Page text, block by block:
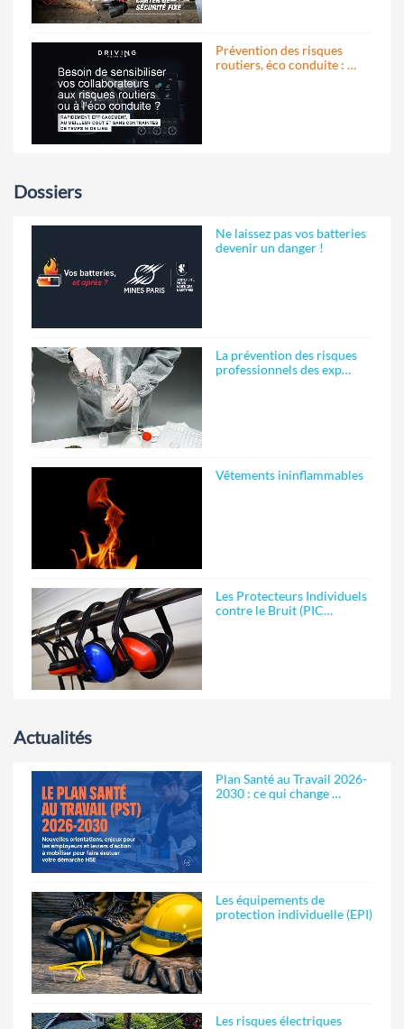
Prévention des risques
routiers, éco conduite : …
Dossiers
Ne laissez pas vos batteries
devenir un danger !
La prévention des risques
professionnels des exp…
Vêtements ininflammables
Les Protecteurs Individuels
contre le Bruit (PIC…
Actualités
Plan Santé au Travail 2026-
2030 : ce qui change …
Les équipements de
protection individuelle (EPI)
Les risques électriques